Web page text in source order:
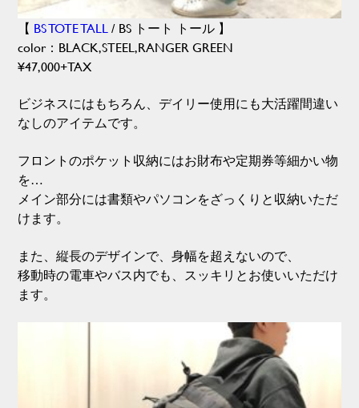
【 BS TOTE TALL/ BS トート トール 】
color：BLACK,STEEL,RANGER GREEN
¥47,000+TAX
ビジネスにはもちろん、デイリー使用にも大活躍間違い
なしのアイテムです。
フロントのポケット収納にはお財布や定期券等細かい物
を…
メイン部分には書類やパソコンをざっくりと収納いただ
けます。
また、縦長のデザインで、身幅を超えないので、
移動時の電車やバス内でも、スッキリとお使いいただけ
ます。